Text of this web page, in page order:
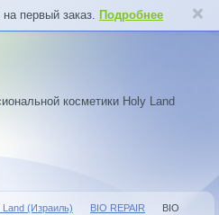
первый заказ. Подробнее
косметики Holy Land
Land (Израиль) BIO REPAIR
BIO